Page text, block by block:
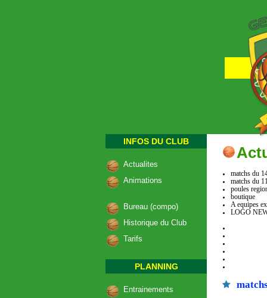
INFOS DU CLUB
Actualites
Animations
Bureau (compo)
Historique du Club
Tarifs
PLANNING
Entrainements
matchs du
matchs du
poules
boutique
A equipes
LOGO